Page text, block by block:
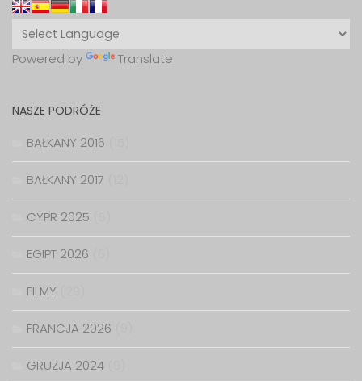
Powered by Translate
NASZE PODRÓŻE
BAŁKANY 2016
BAŁKANY 2017
CYPR 2025
EGIPT 2026
FILMY
FRANCJA 2026
GRUZJA 2024